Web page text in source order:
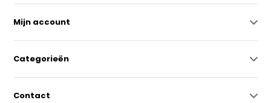
Mijn account
Categorieën
Contact